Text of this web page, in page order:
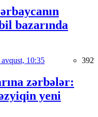
bazarında
10:35 392
zərbələr:
yeni